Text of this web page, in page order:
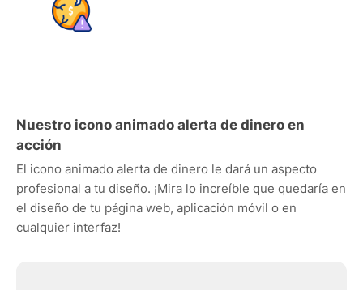
Nuestro icono animado alerta de dinero en
acción
El icono animado alerta de dinero le dará un aspecto
profesional a tu diseño. ¡Mira lo increíble que quedaría en
el diseño de tu página web, aplicación móvil o en
cualquier interfaz!